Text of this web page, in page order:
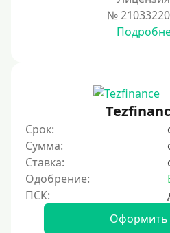
Под ПТС по доверенности
Цель
На Новый Год
Для исправления кредитной
На погашение других займов
№
Срок:
Сумма:
Ставка:
Одобрение:
Оформить